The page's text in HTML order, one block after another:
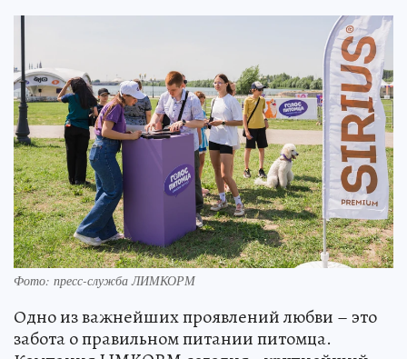
Фото: пресс-служба ЛИМКОРМ
Одно из важнейших проявлений любви – это
забота о правильном питании питомца.